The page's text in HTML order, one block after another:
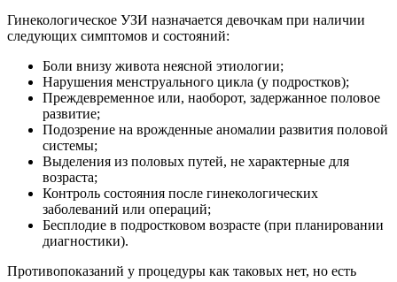
Гинекологическое УЗИ назначается девочкам при наличии
следующих симптомов и состояний:
Боли внизу живота неясной этиологии;
Нарушения менструального цикла (у подростков);
Преждевременное или, наоборот, задержанное половое
развитие;
Подозрение на врожденные аномалии развития половой
системы;
Выделения из половых путей, не характерные для
возраста;
Контроль состояния после гинекологических
заболеваний или операций;
Бесплодие в подростковом возрасте (при планировании
диагностики).
Противопоказаний у процедуры как таковых нет, но есть